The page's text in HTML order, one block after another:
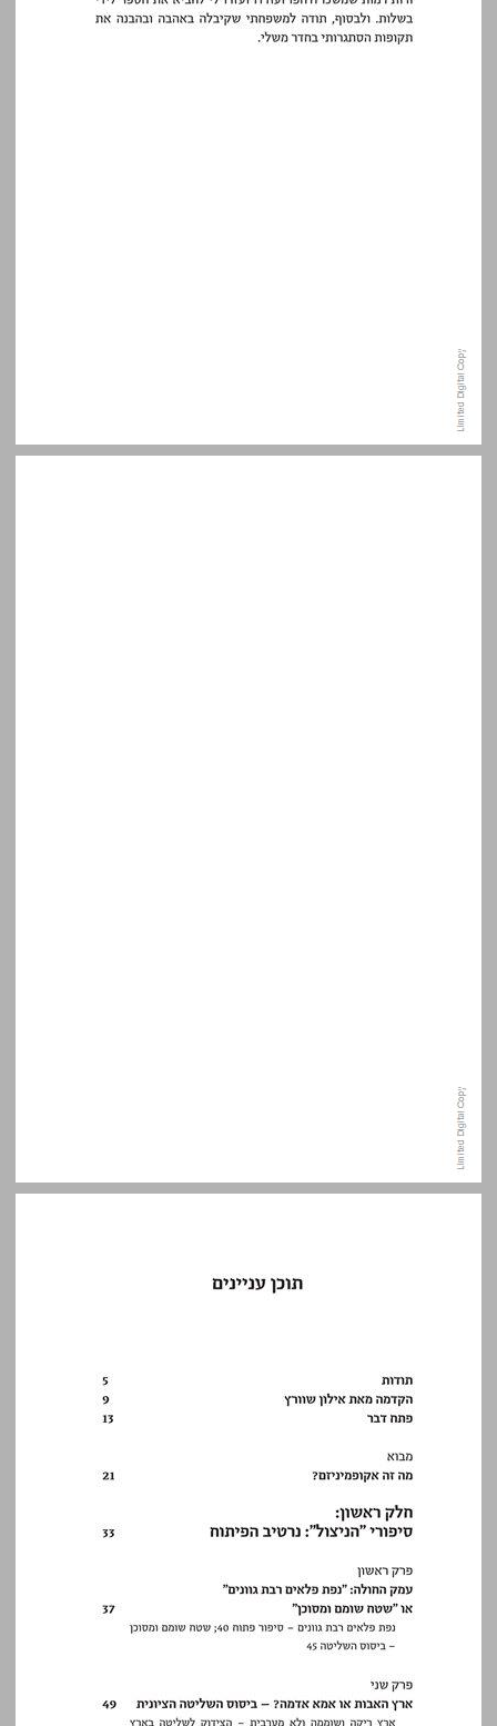
תוכן עניינים ... 7